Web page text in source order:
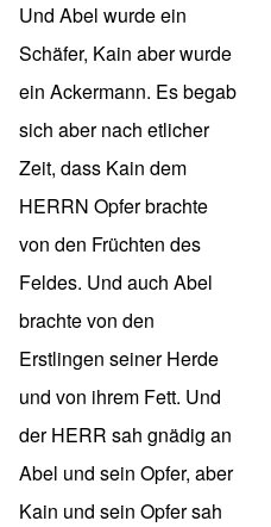
Und Abel wurde ein
Schäfer, Kain aber wurde
ein Ackermann. Es begab
sich aber nach etlicher
Zeit, dass Kain dem
HERRN Opfer brachte
von den Früchten des
Feldes. Und auch Abel
brachte von den
Erstlingen seiner Herde
und von ihrem Fett. Und
der HERR sah gnädig an
Abel und sein Opfer, aber
Kain und sein Opfer sah